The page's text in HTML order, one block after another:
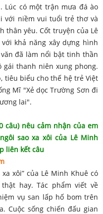
Lúc có một trận mưa đá ào
với niềm vui tuổi trẻ thơ và
thân yêu. Cốt truyện của Lê
khả năng xây dựng hình
đã làm nổi bật tinh thần
gái thanh niên xung phong.
tiêu biểu cho thế hệ trẻ Việt
Mĩ "Xẻ dọc Trường Sơn đi
lai".
câu) nêu cảm nhận của em
sao xa xôi của Lê Minh
liên kết câu
xôi” của Lê Minh Khuê có
hay. Tác phẩm viết về
vụ san lấp hố bom trên
Cuộc sống chiến đấu gian